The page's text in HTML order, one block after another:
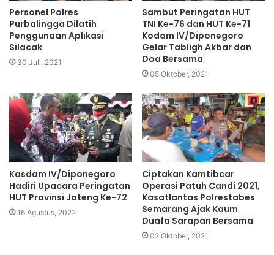
Personel Polres
Purbalingga Dilatih
Penggunaan Aplikasi
Silacak
30 Juli, 2021
Sambut Peringatan HUT
TNI Ke-76 dan HUT Ke-71
Kodam IV/Diponegoro
Gelar Tabligh Akbar dan
Doa Bersama
05 Oktober, 2021
Kasdam IV/Diponegoro
Hadiri Upacara Peringatan
HUT Provinsi Jateng Ke-72
16 Agustus, 2022
Ciptakan Kamtibcar
Operasi Patuh Candi 2021,
Kasatlantas Polrestabes
Semarang Ajak Kaum
Duafa Sarapan Bersama
02 Oktober, 2021